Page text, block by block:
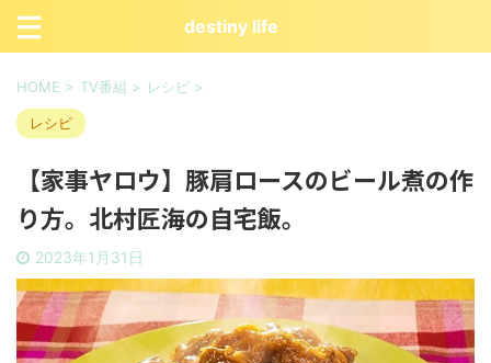
destiny life
HOME > TV番組 > レシピ >
レシピ
【家事ヤロウ】豚肩ロースのビール煮の作
り方。北村匠海の自宅飯。
2023年1月31日